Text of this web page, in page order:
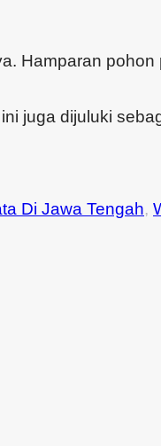
Hamparan
juga dijuluki
Di Jawa Tengah,